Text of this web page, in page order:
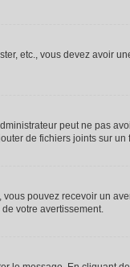
etc., vous devez avoir
peut ne pas
de fichiers joints sur un
pouvez recevoir un
votre avertissement.